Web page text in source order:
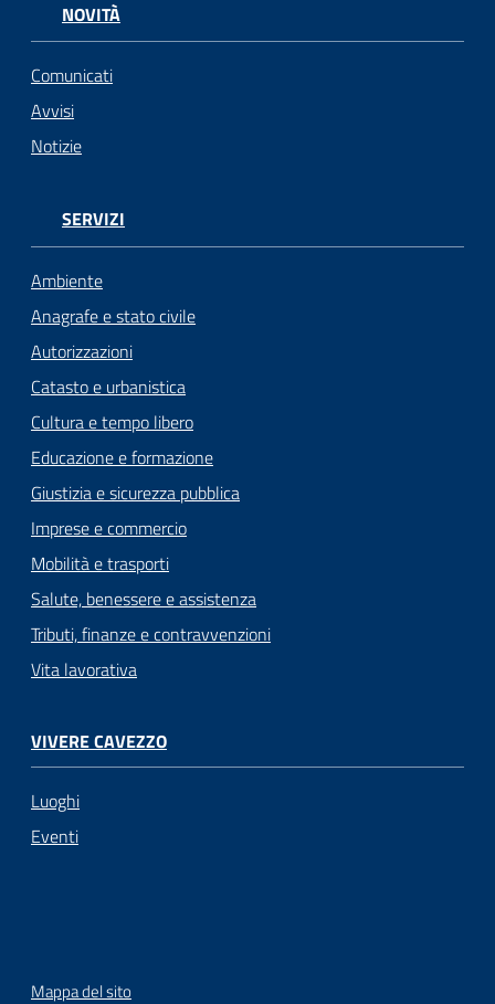
NOVITÀ
Comunicati
Avvisi
Notizie
SERVIZI
Ambiente
Anagrafe e stato civile
Autorizzazioni
Catasto e urbanistica
Cultura e tempo libero
Educazione e formazione
Giustizia e sicurezza pubblica
Imprese e commercio
Mobilità e trasporti
Salute, benessere e assistenza
Tributi, finanze e contravvenzioni
Vita lavorativa
VIVERE CAVEZZO
Luoghi
Eventi
Mappa del sito